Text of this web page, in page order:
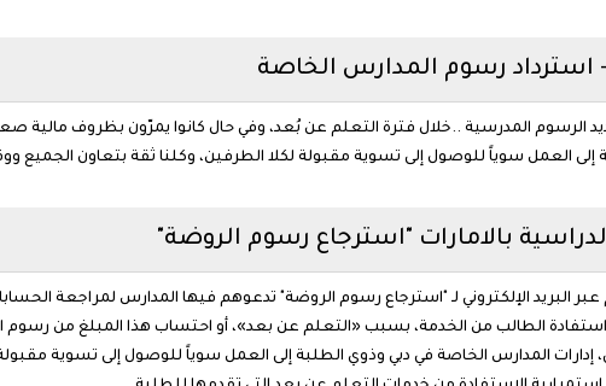
استرداد رسوم المدارس الخاصة
الرسوم المدرسية ..خلال فترة التعلم عن بُعد، وفي حال كانوا يمرّون بظروف مالية
العمل سوياً للوصول إلى تسوية مقبولة لكلا الطرفين، وكلنا ثقة بتعاون الجميع
بالامارات "استرجاع رسوم الروضة"
البريد الإلكتروني لـ "استرجاع رسوم الروضة" تدعوهم فيها المدارس لمراجعة
الطالب من الخدمة، بسبب «التعلم عن بعد»، أو احتساب هذا المبلغ من رسوم
إدارات المدارس الخاصة في دبي وذوي الطلبة إلى العمل سوياً للوصول إلى تسوية